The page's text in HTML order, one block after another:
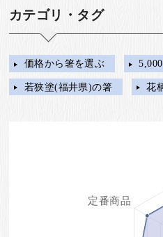
カテゴリ・タグ
価格から箸を選ぶ
若狭塗(福井県)の箸 花